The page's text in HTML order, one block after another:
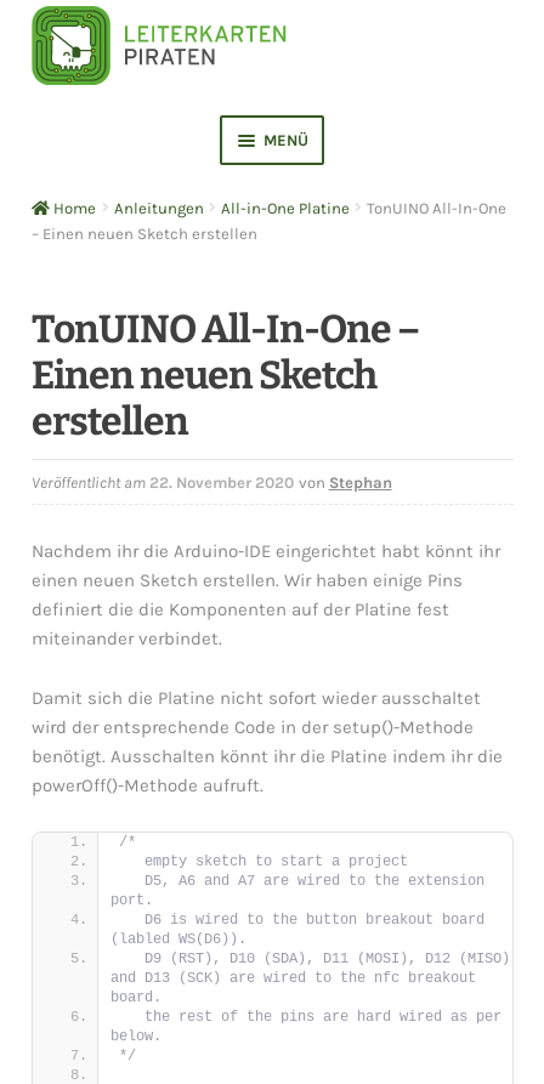
Zur
Navigation
springen
Zum
Inhalt
springen
MENÜ
Home Anleitungen All-in-One Platine
TonUINO All-In-One
– Einen neuen Sketch erstellen
TonUINO All-In-One –
Einen neuen Sketch
erstellen
Veröffentlicht am 22. November 2020 von Stephan
Nachdem ihr die Arduino-IDE eingerichtet habt könnt ihr
einen neuen Sketch erstellen. Wir haben einige Pins
definiert die die Komponenten auf der Platine fest
miteinander verbindet.
Damit sich die Platine nicht sofort wieder ausschaltet
wird der entsprechende Code in der setup()-Methode
benötigt. Ausschalten könnt ihr die Platine indem ihr die
powerOff()-Methode aufruft.
/*
   empty sketch to start a project
   D5, A6 and A7 are wired to the extension
port.
   D6 is wired to the button breakout board
(labled WS(D6)).
   D9 (RST), D10 (SDA), D11 (MOSI), D12 (MISO)
and D13 (SCK) are wired to the nfc breakout
board.
   the rest of the pins are hard wired as per
below.
*/